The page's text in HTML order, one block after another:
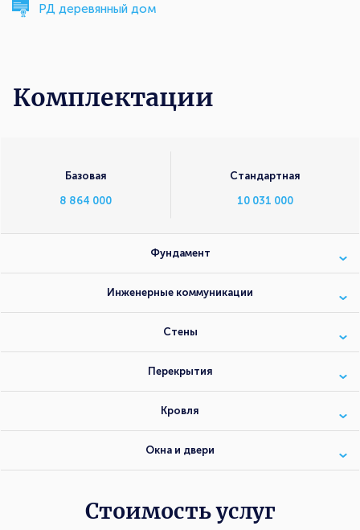
РД деревянный дом
Комплектации
Базовая
8 864 000
Стандартная
10 031 000
Фундамент
Инженерные коммуникации
Стены
Перекрытия
Кровля
Окна и двери
Стоимость услуг